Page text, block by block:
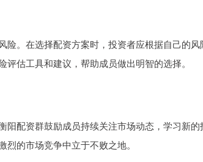
险。在选择配资方案时，投资者应根据自己的
估工具和建议，帮助成员做出明智的选择。
阳配资群鼓励成员持续关注市场动态，学习新
的市场竞争中立于不败之地。